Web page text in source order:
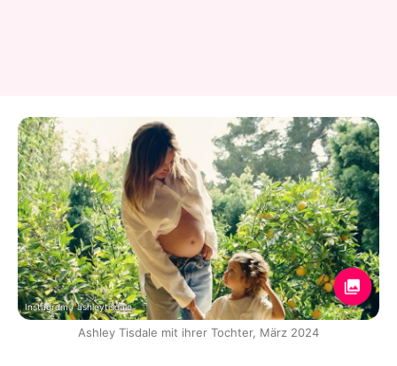
Instagram / ashleytisdale
Ashley Tisdale mit ihrer Tochter, März 2024